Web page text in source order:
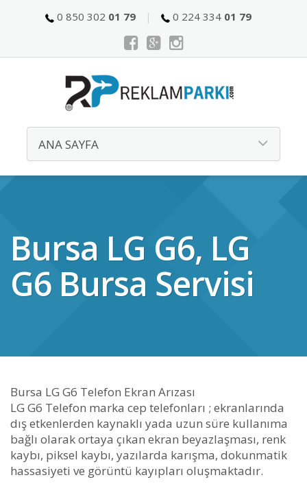
0 850 302 01 79 0 224 334 01 79
Bursa LG G6, LG
G6 Bursa Servisi
Bursa LG G6 Telefon Ekran Arızası
LG G6 Telefon marka cep telefonları ; ekranlarında
dış etkenlerden kaynaklı yada uzun süre kullanıma
bağlı olarak ortaya çıkan ekran beyazlaşması, renk
kaybı, piksel kaybı, yazılarda karışma, dokunmatik
hassasiyeti ve görüntü kayıpları oluşmaktadır.